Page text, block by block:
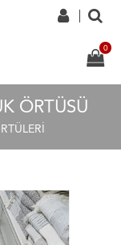
ÖRTÜSÜ